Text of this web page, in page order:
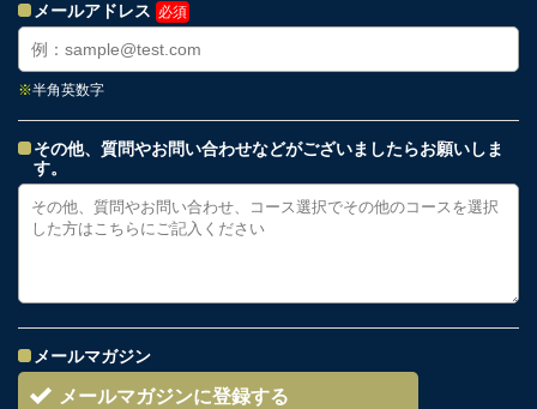
メールアドレス 必須
※半角英数字
その他、質問やお問い合わせなどがございましたらお願いしま
す。
メールマガジン
メールマガジンに登録する